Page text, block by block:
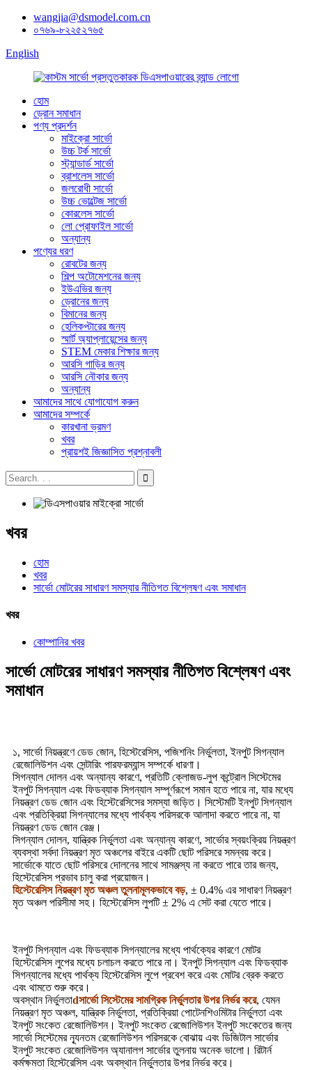
wangjia@dsmodel.com.cn
০৭৬৯-৮২২৫২৭৬৫
English
হোম
ড্রোন সমাধান
পণ্য প্রদর্শন
মাইক্রো সার্ভো
উচ্চ টর্ক সার্ভো
স্ট্যান্ডার্ড সার্ভো
ব্রাশলেস সার্ভো
জলরোধী সার্ভো
উচ্চ ভোল্টেজ সার্ভো
কোরলেস সার্ভো
লো প্রোফাইল সার্ভো
অন্যান্য
পণ্যের ধরণ
রোবটের জন্য
শিল্প অটোমেশনের জন্য
ইউএভির জন্য
ড্রোনের জন্য
বিমানের জন্য
হেলিকপ্টারের জন্য
স্মার্ট অ্যাপ্লায়েন্সের জন্য
STEM মেকার শিক্ষার জন্য
আরসি গাড়ির জন্য
আরসি নৌকার জন্য
অন্যান্য
আমাদের সাথে যোগাযোগ করুন
আমাদের সম্পর্কে
কারখানা ভ্রমণ
খবর
প্রায়শই জিজ্ঞাসিত প্রশ্নাবলী
খবর
হোম
খবর
সার্ভো মোটরের সাধারণ সমস্যার নীতিগত বিশ্লেষণ এবং সমাধান
খবর
কোম্পানির খবর
সার্ভো মোটরের সাধারণ সমস্যার নীতিগত বিশ্লেষণ এবং
সমাধান
১, সার্ভো নিয়ন্ত্রণে ডেড জোন, হিস্টেরেসিস, পজিশনিং নির্ভুলতা, ইনপুট সিগন্যাল
রেজোলিউশন এবং সেন্টারিং পারফরম্যান্স সম্পর্কে ধারণা।
সিগন্যাল দোলন এবং অন্যান্য কারণে, প্রতিটি ক্লোজড-লুপ কন্ট্রোল সিস্টেমের
ইনপুট সিগন্যাল এবং ফিডব্যাক সিগন্যাল সম্পূর্ণরূপে সমান হতে পারে না, যার মধ্যে
নিয়ন্ত্রণ ডেড জোন এবং হিস্টেরেসিসের সমস্যা জড়িত। সিস্টেমটি ইনপুট সিগন্যাল
এবং প্রতিক্রিয়া সিগন্যালের মধ্যে পার্থক্য পরিসরকে আলাদা করতে পারে না, যা
নিয়ন্ত্রণ ডেড জোন রেঞ্জ।
সিগন্যাল দোলন, যান্ত্রিক নির্ভুলতা এবং অন্যান্য কারণে, সার্ভোর স্বয়ংক্রিয় নিয়ন্ত্রণ
ব্যবস্থা সর্বদা নিয়ন্ত্রণ মৃত অঞ্চলের বাইরে একটি ছোট পরিসরে সমন্বয় করে।
সার্ভোকে যাতে ছোট পরিসরে দোলনের সাথে সামঞ্জস্য না করতে পারে তার জন্য,
হিস্টেরেসিস প্রভাব চালু করা প্রয়োজন।
হিস্টেরেসিস নিয়ন্ত্রণ মৃত অঞ্চল তুলনামূলকভাবে বড়, ± 0.4% এর সাধারণ নিয়ন্ত্রণ
মৃত অঞ্চল পরিসীমা সহ। হিস্টেরেসিস লুপটি ± 2% এ সেট করা যেতে পারে।
ইনপুট সিগন্যাল এবং ফিডব্যাক সিগন্যালের মধ্যে পার্থক্যের কারণে মোটর
হিস্টেরেসিস লুপের মধ্যে চলাচল করতে পারে না। ইনপুট সিগন্যাল এবং ফিডব্যাক
সিগন্যালের মধ্যে পার্থক্য হিস্টেরেসিস লুপে প্রবেশ করে এবং মোটর ব্রেক করতে
এবং থামতে শুরু করে।
অবস্থান নির্ভুলতাdসার্ভো সিস্টেমের সামগ্রিক নির্ভুলতার উপর নির্ভর করে, যেমন
নিয়ন্ত্রণ মৃত অঞ্চল, যান্ত্রিক নির্ভুলতা, প্রতিক্রিয়া পোটেনশিওমিটার নির্ভুলতা এবং
ইনপুট সংকেত রেজোলিউশন। ইনপুট সংকেত রেজোলিউশন ইনপুট সংকেতের জন্য
সার্ভো সিস্টেমের ন্যূনতম রেজোলিউশন পরিসরকে বোঝায় এবং ডিজিটাল সার্ভোর
ইনপুট সংকেত রেজোলিউশন অ্যানালগ সার্ভোর তুলনায় অনেক ভালো। রিটার্ন
কর্মক্ষমতা হিস্টেরেসিস এবং অবস্থান নির্ভুলতার উপর নির্ভর করে।